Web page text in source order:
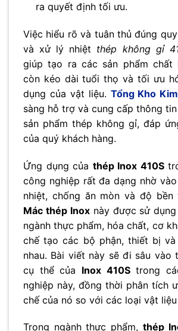
ra quyết định tối ưu.
Việc hiểu rõ và tuân thủ đúng
và xử lý nhiệt thép không gỉ
giúp tạo ra các sản phẩm chất
còn kéo dài tuổi thọ và tối ưu
dụng của vật liệu. Tổng Kho
sàng hỗ trợ và cung cấp thông
sản phẩm thép không gỉ, đáp
của quý khách hàng.
Ứng dụng của thép Inox 410S
công nghiệp rất đa dạng nhờ
nhiệt, chống ăn mòn và độ
Mác thép Inoxnày được sử
ngành thực phẩm, hóa chất, cơ
chế tạo các bộ phận, thiết bị
nhau. Bài viết này sẽ đi sâu vào
cụ thể của Inox 410Strong
nghiệp này, đồng thời phân tích
chế của nó so với các loại vật
Trong ngành thực phẩm, thép